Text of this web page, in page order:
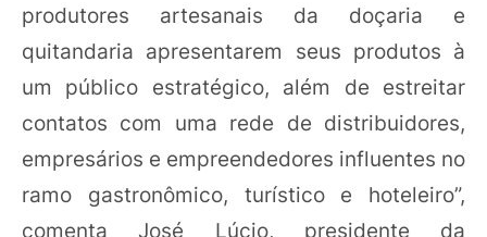
produtores artesanais da doçaria e
quitandaria apresentarem seus produtos à
um público estratégico, além de estreitar
contatos com uma rede de distribuidores,
empresários e empreendedores influentes no
ramo gastronômico, turístico e hoteleiro”,
comenta José Lúcio, presidente da